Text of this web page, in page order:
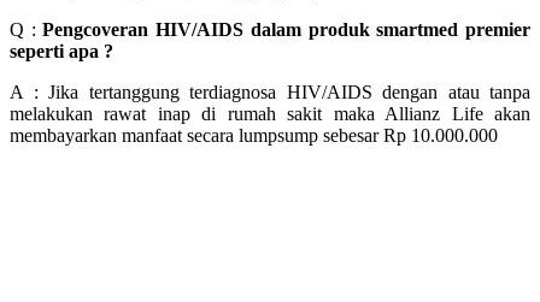
Q :Pengcoveran HIV/AIDS dalam produk smartmed premier
seperti apa ?
A : Jika tertanggung terdiagnosa HIV/AIDS dengan atau tanpa
melakukan rawat inap di rumah sakit maka Allianz Life akan
membayarkan manfaat secara lumpsump sebesar Rp 10.000.000